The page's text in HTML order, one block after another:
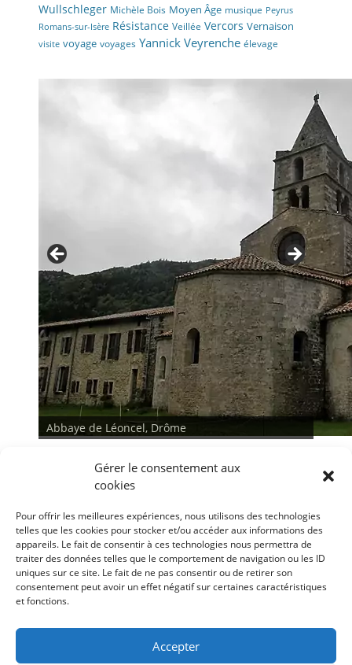
Gérer le consentement aux
cookies
Pour offrir les meilleures expériences, nous utilisons des technologies
telles que les cookies pour stocker et/ou accéder aux informations des
appareils. Le fait de consentir à ces technologies nous permettra de
traiter des données telles que le comportement de navigation ou les ID
uniques sur ce site. Le fait de ne pas consentir ou de retirer son
consentement peut avoir un effet négatif sur certaines caractéristiques
et fonctions.
Accepter
Wullschleger Michèle Bois Moyen Âge musique Peyrus
Romans-sur-Isère Résistance Veillée Vercors Vernaison
visite voyage voyages Yannick Veyrenche élevage
Abbaye de Léoncel, Drôme
< >
Conditions générales
Déclaration de confidentialité